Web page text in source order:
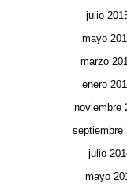
julio
mayo
marzo
enero
noviembre
septiembre
julio
mayo